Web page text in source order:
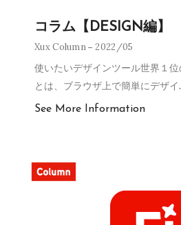
コラム【DESIGN編】
Xux Column 2022/05
使いたいデザインツール世界１
とは、ブラウザ上で簡単にデザイ
See More Information